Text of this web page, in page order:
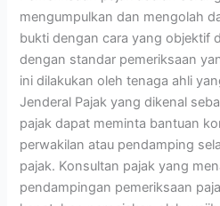
mengumpulkan dan mengolah
bukti dengan cara yang objektif
dengan standar pemeriksaan
ini dilakukan oleh tenaga ahli
Jenderal Pajak yang dikenal
pajak dapat meminta bantuan
perwakilan atau pendamping
pajak. Konsultan pajak yang
pendampingan pemeriksaan